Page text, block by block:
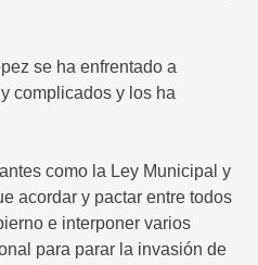
se ha enfrentado a
complicados y los ha
como la Ley Municipal y
acordar y pactar entre todos
e interponer varios
para parar la invasión de